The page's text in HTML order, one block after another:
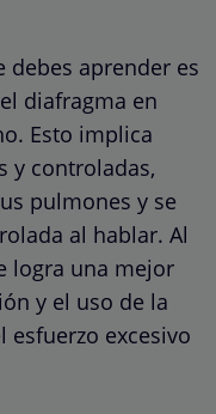
debes aprender es
diafragma en
Esto implica
y controladas,
pulmones y se
al hablar. Al
logra una mejor
y el uso de la
esfuerzo excesivo